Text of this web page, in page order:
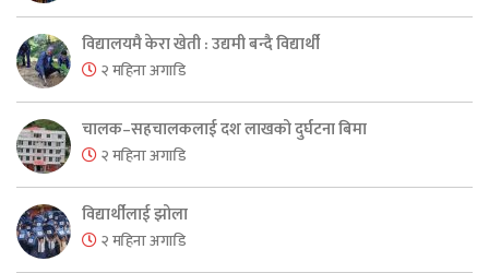
विद्यालयमै केरा खेती : उद्यमी बन्दै विद्यार्थी
२ महिना अगाडि
चालक–सहचालकलाई दश लाखको दुर्घटना बिमा
२ महिना अगाडि
विद्यार्थीलाई झोला
२ महिना अगाडि